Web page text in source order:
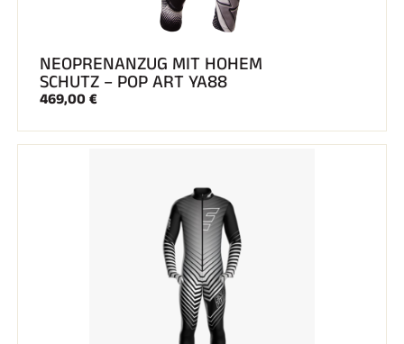
NEOPRENANZUG MIT HOHEM
SCHUTZ – POP ART YA88
469,00 €